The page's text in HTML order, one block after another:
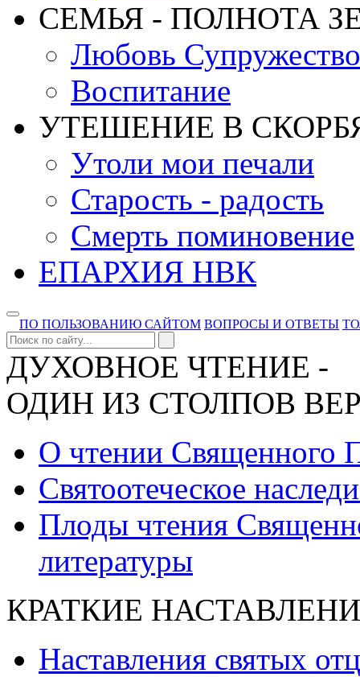
СЕМЬЯ - ПОЛНОТА
Любовь Супружество
Воспитание
УТЕШЕНИЕ В
Утоли мои печали
Старость - радость
Смерть поминовение
ЕПАРХИЯ НВК
ПО ПОЛЬЗОВАНИЮ САЙТОМ ВОПРОСЫ И ОТВЕТЫ
ДУХОВНОЕ ЧТЕНИЕ -
ОДИН ИЗ СТОЛПОВ
О чтении Священного
Святоотеческое
Плоды чтения
литературы
КРАТКИЕ
Наставления святых